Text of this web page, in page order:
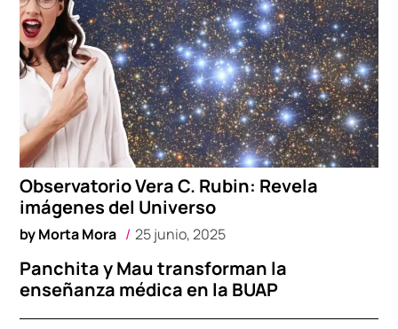
Observatorio Vera C. Rubin: Revela
imágenes del Universo
byMorta Mora 25 junio, 2025
Panchita y Mau transforman la
enseñanza médica en la BUAP